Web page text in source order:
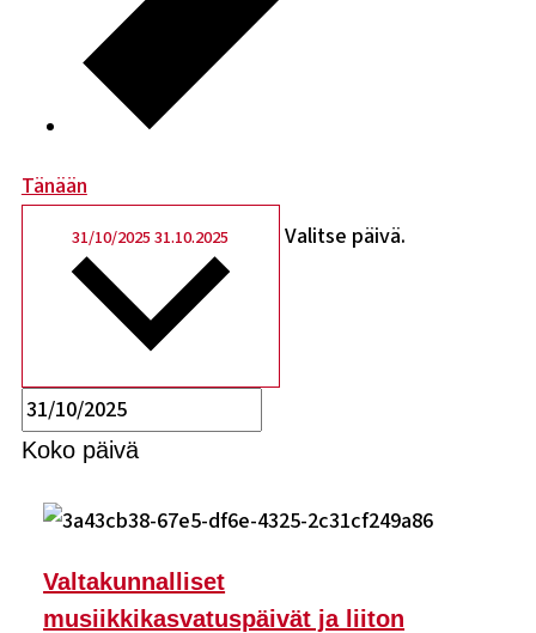
Tänään
31/10/202531.10.2025 Valitse päivä.
Koko päivä
Valtakunnalliset
musiikkikasvatuspäivät ja liiton